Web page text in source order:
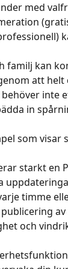
med
familj kan
att helt
inte
in
som visar
starkt en
timme
och